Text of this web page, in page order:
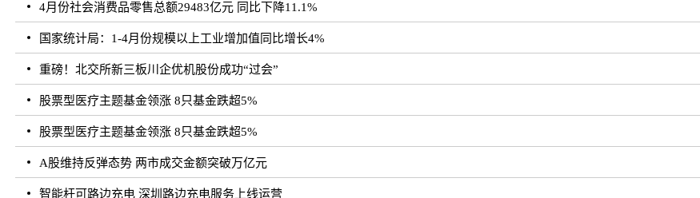
4月份社会消费品零售总额29483亿元 同比下降11.1%
国家统计局：1-4月份规模以上工业增加值同比增长4%
重磅！北交所新三板川企优机股份成功“过会”
股票型医疗主题基金领涨 8只基金跌超5%
股票型医疗主题基金领涨 8只基金跌超5%
A股维持反弹态势 两市成交金额突破万亿元
智能杆可路边充电 深圳路边充电服务上线运营